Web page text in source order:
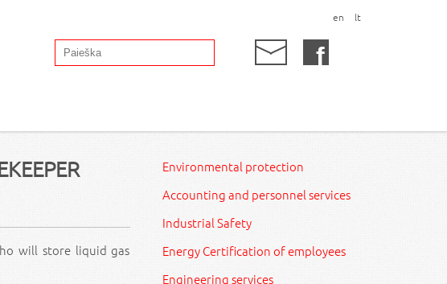
en lt
will store liquid gas
Environmental protection
Accounting and personnel services
Industrial Safety
Energy Certification of employees
Engineering services